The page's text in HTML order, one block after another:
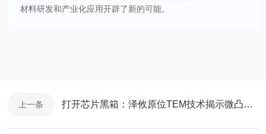
材料研发和产业化应用开辟了新的可能。
上一条 打开芯片黑箱：泽攸原位TEM技术揭示微凸点失效的纳米级真相